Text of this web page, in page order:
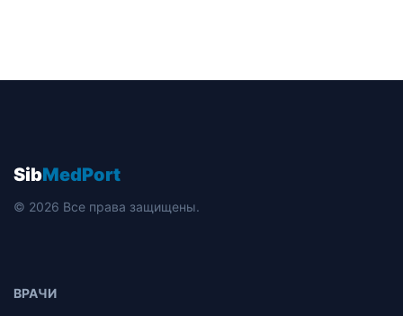
SibMedPort
© 2026 Все права защищены.
ВРАЧИ